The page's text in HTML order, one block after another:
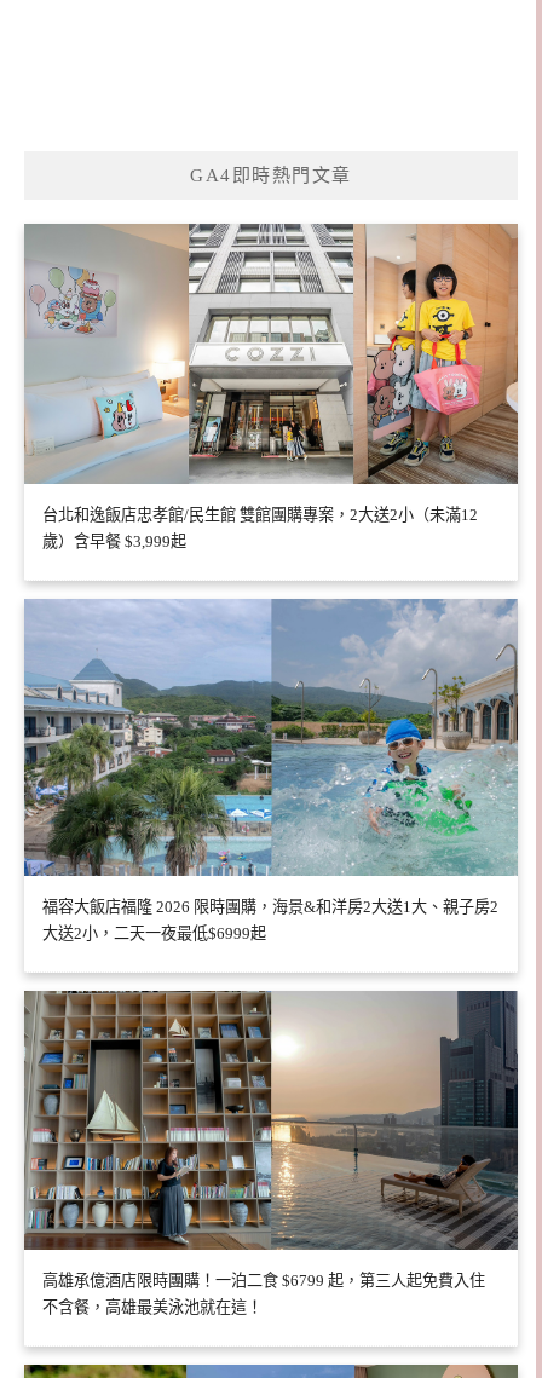
GA4即時熱門文章
台北和逸飯店忠孝館/民生館 雙館團購專案，2大送2小（未滿12
歲）含早餐 $3,999起
福容大飯店福隆 2026 限時團購，海景&和洋房2大送1大、親子房2
大送2小，二天一夜最低$6999起
高雄承億酒店限時團購！一泊二食 $6799 起，第三人起免費入住
不含餐，高雄最美泳池就在這！